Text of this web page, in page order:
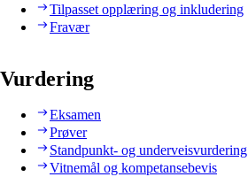
Tilpasset opplæring og inkludering
Fravær
Vurdering
Eksamen
Prøver
Standpunkt- og underveisvurdering
Vitnemål og kompetansebevis